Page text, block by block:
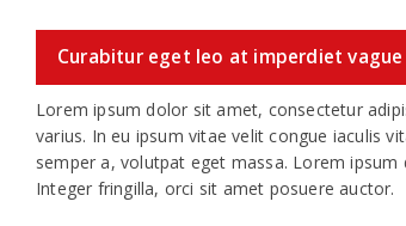
Curabitur eget leo at imperdiet vague
Lorem ipsum dolor sit amet, consectetur
varius. In eu ipsum vitae velit congue iaculis
semper a, volutpat eget massa. Lorem
Integer fringilla, orci sit amet posuere auctor.